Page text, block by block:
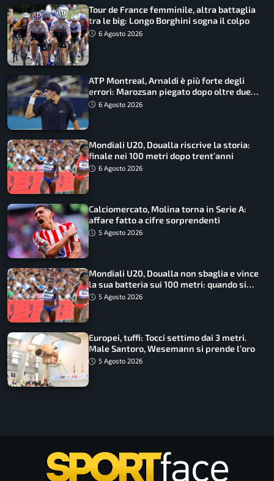
Tour de France femminile, altra battaglia
tra le big: Longo Borghini sogna il colpo
6 Agosto 2026
ATP Montreal, Arnaldi è più forte degli
errori: Marozsan piegato dopo oltre due
ore6 Agosto 2026
Mondiali U20, Doualla riscrive la storia:
finale nei 100 metri dopo trent’anni
6 Agosto 2026
Calciomercato, Molina torna in Serie A:
affare fatto a cifre sorprendenti
5 Agosto 2026
Mondiali U20, Doualla non sbaglia e vince
la sua batteria sui 100 metri: quando si
disputano le finali
5 Agosto 2026
Europei, tuffi: Tocci settimo dai 3 metri.
Male Santoro, Wesemann si prende l’oro
5 Agosto 2026